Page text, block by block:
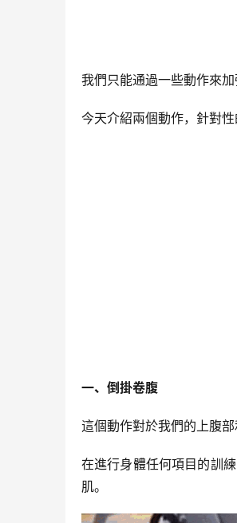
我們只能通過一些動作來
今天介紹兩個動作，針對
一、倒掛卷腹
這個動作對於我們的上腹
在進行身體任何項目的訓
肌。